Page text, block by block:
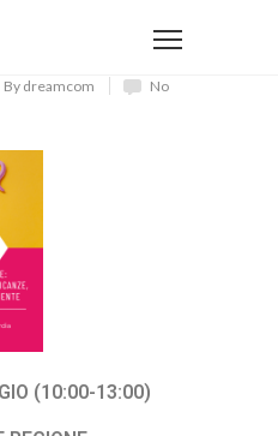
By dreamcom
No
(10:00-13:00)